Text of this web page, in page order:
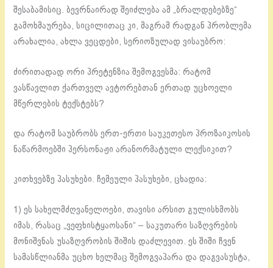
შესაბამისიც. ბევრნაირად შეიძლება ამ „ბრალდებებზე“
გამოხმაურება, სიცილითაც კი, მაგრამ რადგან პრობლემა
არახალია, ახლა ვეცდები, სერიოზულად ვისაუბრო:
ძირითადად ორი პრეტენზია შემოგვესმა: რატომ
ვასწავლით ქართველ ავტორებთან ერთად უცხოელი
მწერლების ტექსტებს?
და რატომ საუბრობს ერთ-ერთი საუკეთესო პროზაიკოსის
ნაწარმოებში პერსონაჟი არანორმატული ლექსიკით?
კითხვებზე პასუხები. ჩემეული პასუხები, ცხადია:
1) ეს სახელმძღვანელოები, თავისი არსით გულისხმობს
იმას, რასაც „ვეფხისტყაოსანი“ – საკუთარი საზღვრების
მონიშვნას უსაზღვრობის შიშის დაძლევით. ეს შიში ჩვენ
სამასწლიანმა უცხო ხელმაც შემოგვაპარა და დაგვასუსტა,